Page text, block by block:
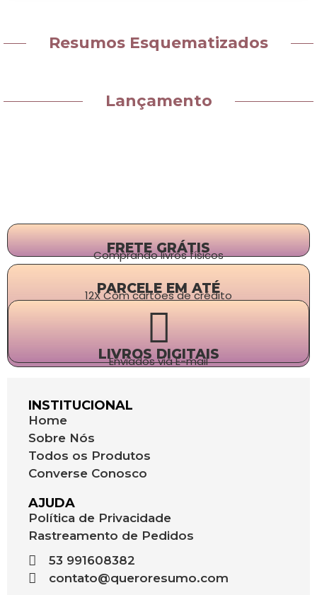
Resumos Esquematizados
Lançamento
FRETE GRÁTIS
Comprando livros físicos
PARCELE EM ATÉ
12X Com cartões de crédito
LIVROS DIGITAIS
Enviados via E-mail
INSTITUCIONAL
Home
Sobre Nós
Todos os Produtos
Converse Conosco
AJUDA
Política de Privacidade
Rastreamento de Pedidos
53 991608382
contato@queroresumo.com